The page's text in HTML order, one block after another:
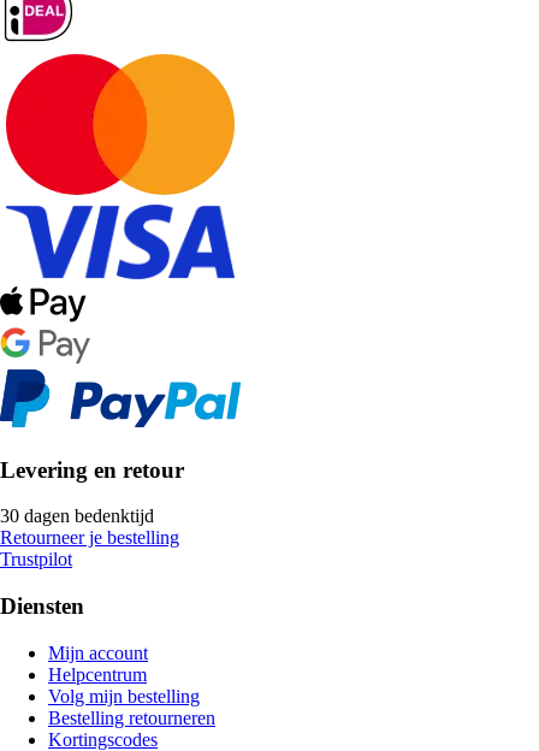
Levering en retour
30 dagen bedenktijd
Retourneer je bestelling
Trustpilot
Diensten
Mijn account
Helpcentrum
Volg mijn bestelling
Bestelling retourneren
Kortingscodes